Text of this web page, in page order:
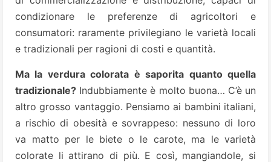
condizionare le preferenze di agricoltori e
consumatori: raramente privilegiano le varietà locali
e tradizionali per ragioni di costi e quantità.
Ma la verdura colorata è saporita quanto quella
tradizionale? Indubbiamente è molto buona… C’è un
altro grosso vantaggio. Pensiamo ai bambini italiani,
a rischio di obesità e sovrappeso: nessuno di loro
va matto per le biete o le carote, ma le varietà
colorate li attirano di più. E così, mangiandole, si